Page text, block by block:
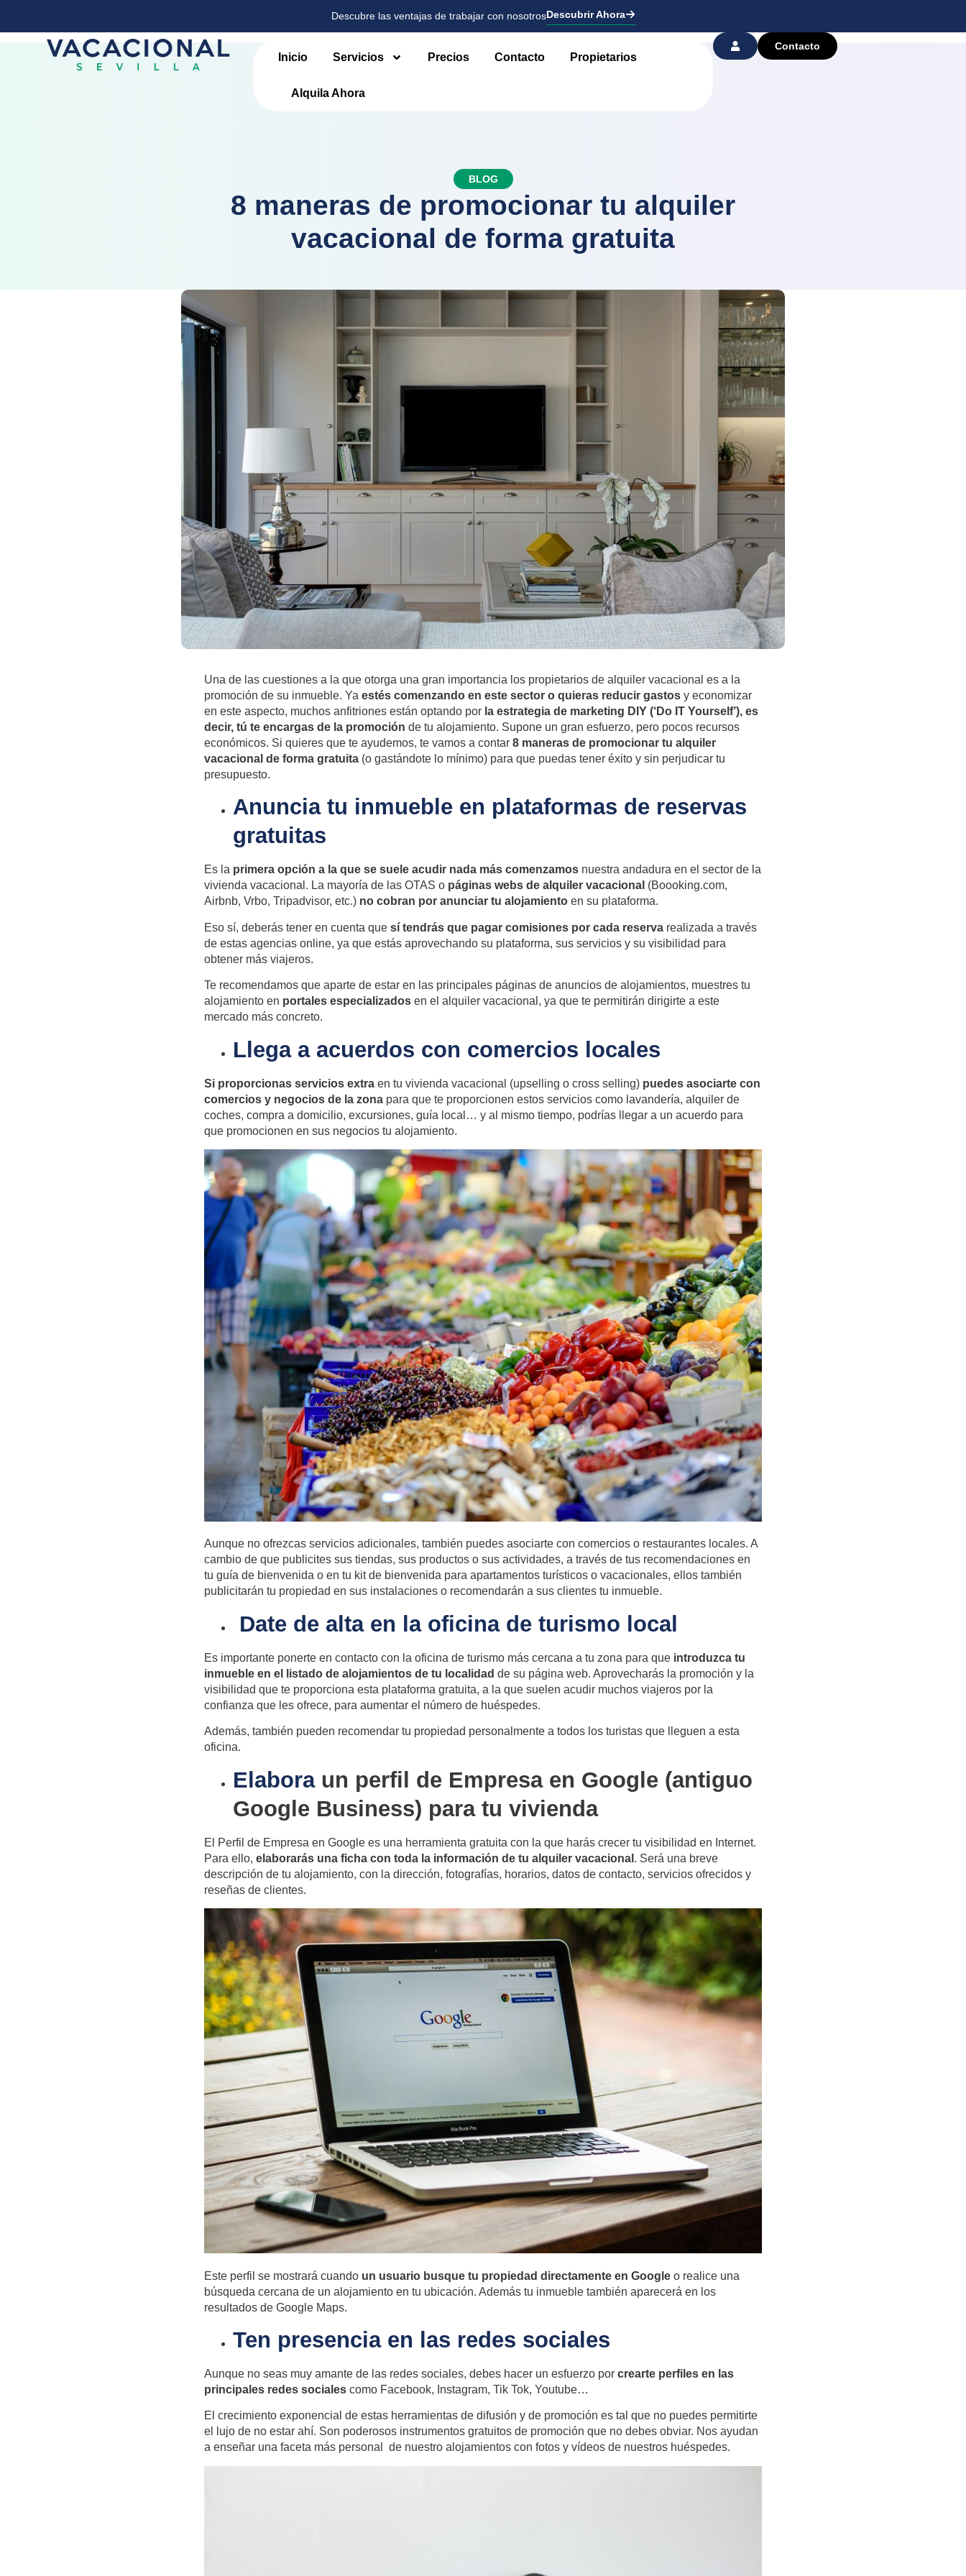
Descubre las ventajas de trabajar con nosotrosDescubrir Ahora
Inicio Servicios Precios Contacto Propietarios
Alquila Ahora
Contacto
BLOG
8 maneras de promocionar tu alquiler
vacacional de forma gratuita
Una de las cuestiones a la que otorga una gran importancia los propietarios de alquiler vacacional es a la
promoción de su inmueble. Ya estés comenzando en este sector o quieras reducir gastos y economizar
en este aspecto, muchos anfitriones están optando por la estrategia de marketing DIY (‘Do IT Yourself’), es
decir, tú te encargas de la promoción de tu alojamiento. Supone un gran esfuerzo, pero pocos recursos
económicos. Si quieres que te ayudemos, te vamos a contar 8 maneras de promocionar tu alquiler
vacacional de forma gratuita (o gastándote lo mínimo) para que puedas tener éxito y sin perjudicar tu
presupuesto.
Anuncia tu inmueble en plataformas de reservas
gratuitas
Es la primera opción a la que se suele acudir nada más comenzamos nuestra andadura en el sector de la
vivienda vacacional. La mayoría de las OTAS o páginas webs de alquiler vacacional (Boooking.com,
Airbnb, Vrbo, Tripadvisor, etc.) no cobran por anunciar tu alojamiento en su plataforma.
Eso sí, deberás tener en cuenta que sí tendrás que pagar comisiones por cada reserva realizada a través
de estas agencias online, ya que estás aprovechando su plataforma, sus servicios y su visibilidad para
obtener más viajeros.
Te recomendamos que aparte de estar en las principales páginas de anuncios de alojamientos, muestres tu
alojamiento en portales especializados en el alquiler vacacional, ya que te permitirán dirigirte a este
mercado más concreto.
Llega a acuerdos con comercios locales
Si proporcionas servicios extra en tu vivienda vacacional (upselling o cross selling) puedes asociarte con
comercios y negocios de la zona para que te proporcionen estos servicios como lavandería, alquiler de
coches, compra a domicilio, excursiones, guía local… y al mismo tiempo, podrías llegar a un acuerdo para
que promocionen en sus negocios tu alojamiento.
Aunque no ofrezcas servicios adicionales, también puedes asociarte con comercios o restaurantes locales. A
cambio de que publicites sus tiendas, sus productos o sus actividades, a través de tus recomendaciones en
tu guía de bienvenida o en tu kit de bienvenida para apartamentos turísticos o vacacionales, ellos también
publicitarán tu propiedad en sus instalaciones o recomendarán a sus clientes tu inmueble.
Date de alta en la oficina de turismo local
Es importante ponerte en contacto con la oficina de turismo más cercana a tu zona para que introduzca tu
inmueble en el listado de alojamientos de tu localidad de su página web. Aprovecharás la promoción y la
visibilidad que te proporciona esta plataforma gratuita, a la que suelen acudir muchos viajeros por la
confianza que les ofrece, para aumentar el número de huéspedes.
Además, también pueden recomendar tu propiedad personalmente a todos los turistas que lleguen a esta
oficina.
Elabora un perfil de Empresa en Google (antiguo
Google Business) para tu vivienda
El Perfil de Empresa en Google es una herramienta gratuita con la que harás crecer tu visibilidad en Internet.
Para ello, elaborarás una ficha con toda la información de tu alquiler vacacional . Será una breve
descripción de tu alojamiento, con la dirección, fotografías, horarios, datos de contacto, servicios ofrecidos y
reseñas de clientes.
Este perfil se mostrará cuando un usuario busque tu propiedad directamente en Google o realice una
búsqueda cercana de un alojamiento en tu ubicación. Además tu inmueble también aparecerá en los
resultados de Google Maps.
Ten presencia en las redes sociales
Aunque no seas muy amante de las redes sociales, debes hacer un esfuerzo por crearte perfiles en las
principales redes sociales como Facebook, Instagram, Tik Tok, Youtube…
El crecimiento exponencial de estas herramientas de difusión y de promoción es tal que no puedes permitirte
el lujo de no estar ahí. Son poderosos instrumentos gratuitos de promoción que no debes obviar. Nos ayudan
a enseñar una faceta más personal de nuestro alojamientos con fotos y vídeos de nuestros huéspedes.